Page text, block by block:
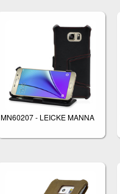
MN60207 - LEICKE MANNA